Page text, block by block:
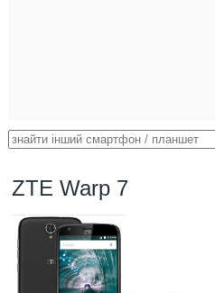
ZTE Warp 7